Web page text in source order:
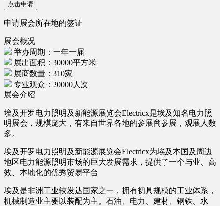
点击申请
申请展会所在地的签证
展会概况
举办周期：一年一届
展出面积：30000平方米
展商数量：310家
专业观众：20000人次
展会介绍
埃及开罗电力照明及新能源展览会Electricx是埃及知名电力照
明展会，规模庞大，有来自世界各地的参展商参展，观展人数
多。
埃及开罗电力照明及新能源展览会Electricx为埃及本国及周边
地区电力能源照明市场的巨大发展需求，提供了一个与业、高
效、本地化的优秀贸易平台
埃及是非洲工业较发达国家之一，拥有初具规模的工业体系，
机械制造业主要以装配为主。石油、电力、建材、钢铁、水